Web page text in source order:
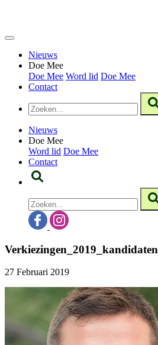
Nieuws
Doe Mee
Doe Mee Word lid Doe Mee
Contact
Nieuws
Doe Mee
Word lid Doe Mee
Contact
Verkiezingen_2019_kandidaten
27 Februari 2019